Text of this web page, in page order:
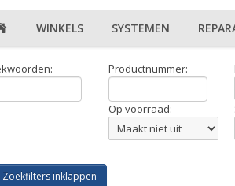
WINKELS SYSTEMEN
Productnummer:
Op voorraad:
Zoekfilters inklappen